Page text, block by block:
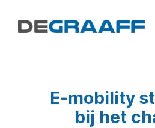
E-mobility
bij het